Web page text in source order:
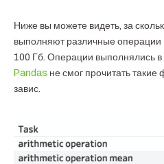
Ниже вы можете видеть, за
выполняют различные
100 Гб. Операции выполнялись
Pandas не смог прочитать
завис.